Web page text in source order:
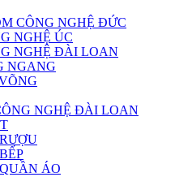
CÔNG NGHỆ ĐỨC
NGHỆ ÚC
NGHỆ ĐÀI LOAN
NGANG
NGHỆ ĐÀI LOAN
ÁO